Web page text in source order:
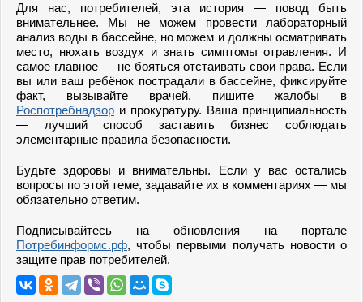
Для нас, потребителей, эта история — повод быть
внимательнее. Мы не можем провести лабораторный
анализ воды в бассейне, но можем и должны осматривать
место, нюхать воздух и знать симптомы отравления. И
самое главное — не бояться отстаивать свои права. Если
вы или ваш ребёнок пострадали в бассейне, фиксируйте
факт, вызывайте врачей, пишите жалобы в
Роспотребнадзор и прокуратуру. Ваша принципиальность
— лучший способ заставить бизнес соблюдать
элементарные правила безопасности.
Будьте здоровы и внимательны. Если у вас остались
вопросы по этой теме, задавайте их в комментариях — мы
обязательно ответим.
Подписывайтесь на обновления на портале
Потребинформс.рф, чтобы первыми получать новости о
защите прав потребителей.